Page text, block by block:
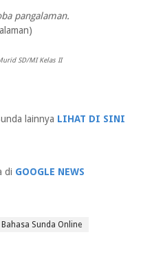
pangalaman.
SD/MI Kelas II
lainnya LIHAT DI SINI
di GOOGLE NEWS
Bahasa Sunda Online